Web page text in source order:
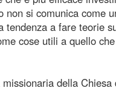
si comunica come
a fare teorie
cose utili a quello
della